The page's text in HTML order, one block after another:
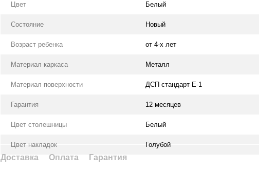
Цвет Белый
Состояние Новый
Возраст ребенка от 4-х лет
Материал каркаса Металл
Материал поверхности ДСП стандарт Е-1
Гарантия 12 месяцев
Цвет столешницы Белый
Цвет накладок Голубой
Доставка Оплата Гарантия